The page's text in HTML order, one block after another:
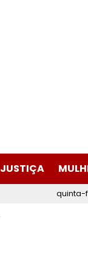
JUSTIÇA
quinta-